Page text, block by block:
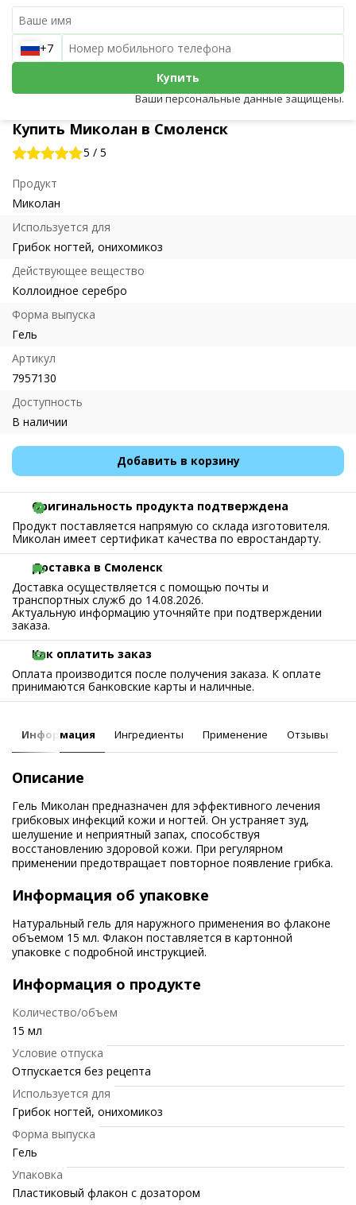
Купить Миколан в Смоленск
5 / 5
Продукт
Миколан
Используется для
Грибок ногтей, онихомикоз
Действующее вещество
Коллоидное серебро
Форма выпуска
Гель
Артикул
7957130
Доступность
В наличии
Добавить в корзину
+7
Купить
Ваши персональные данные защищены.
Оригинальность продукта подтверждена
Продукт поставляется напрямую со склада изготовителя.
Миколан имеет сертификат качества по евростандарту.
Доставка в Смоленск
Доставка осуществляется с помощью почты и
транспортных служб до 14.08.2026.
Актуальную информацию уточняйте при подтверждении
заказа.
Как оплатить заказ
Оплата производится после получения заказа. К оплате
принимаются банковские карты и наличные.
Информация Ингредиенты Применение Отзывы
Описание
Гель Миколан предназначен для эффективного лечения
грибковых инфекций кожи и ногтей. Он устраняет зуд,
шелушение и неприятный запах, способствуя
восстановлению здоровой кожи. При регулярном
применении предотвращает повторное появление грибка.
Информация об упаковке
Натуральный гель для наружного применения во флаконе
объемом 15 мл. Флакон поставляется в картонной
упаковке с подробной инструкцией.
Информация о продукте
Количество/объем
15 мл
Условие отпуска
Отпускается без рецепта
Используется для
Грибок ногтей, онихомикоз
Форма выпуска
Гель
Упаковка
Пластиковый флакон с дозатором